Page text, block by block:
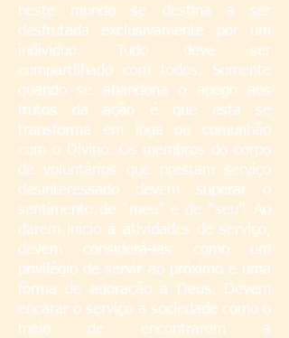
neste mundo se destina a ser
desfrutada exclusivamente por um
indivíduo. Tudo deve ser
compartilhado com todos. Somente
quando se abandona o apego aos
frutos da ação é que esta se
transforma em ioga ou comunhão
com o Divino. Os membros do corpo
de voluntários que prestam serviço
desinteressado devem superar o
sentimento de “meu” e de “seu”. Ao
darem início a atividades de serviço,
devem considerá-las como um
privilégio de servir ao próximo e uma
forma de adoração a Deus. Devem
encarar o serviço à sociedade como o
meio de encontrarem a